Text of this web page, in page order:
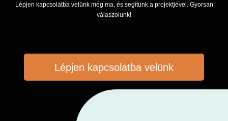
Lépjen kapcsolatba velünk még ma, és segítünk a projektjével. Gyorsan
válaszolunk!
Lépjen kapcsolatba velünk